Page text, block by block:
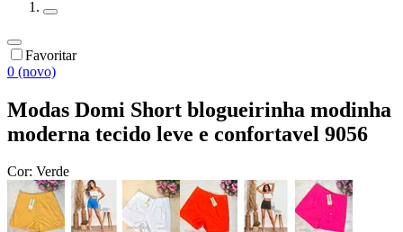
Favoritar
0 (novo)
Modas Domi Short blogueirinha modinha
moderna tecido leve e confortavel 9056
Cor: Verde